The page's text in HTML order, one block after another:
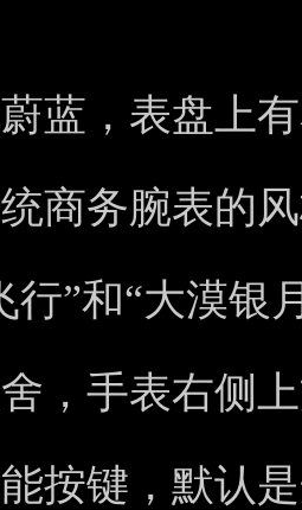
蓝，表盘上
商务腕表的
行”和“大漠银
，手表右侧
按键，默认